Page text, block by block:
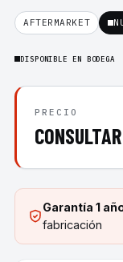
AFTERMARKET
DISPONIBLE EN BODEGA
PRECIO
CONSULTAR
Garantía 1
fabricación